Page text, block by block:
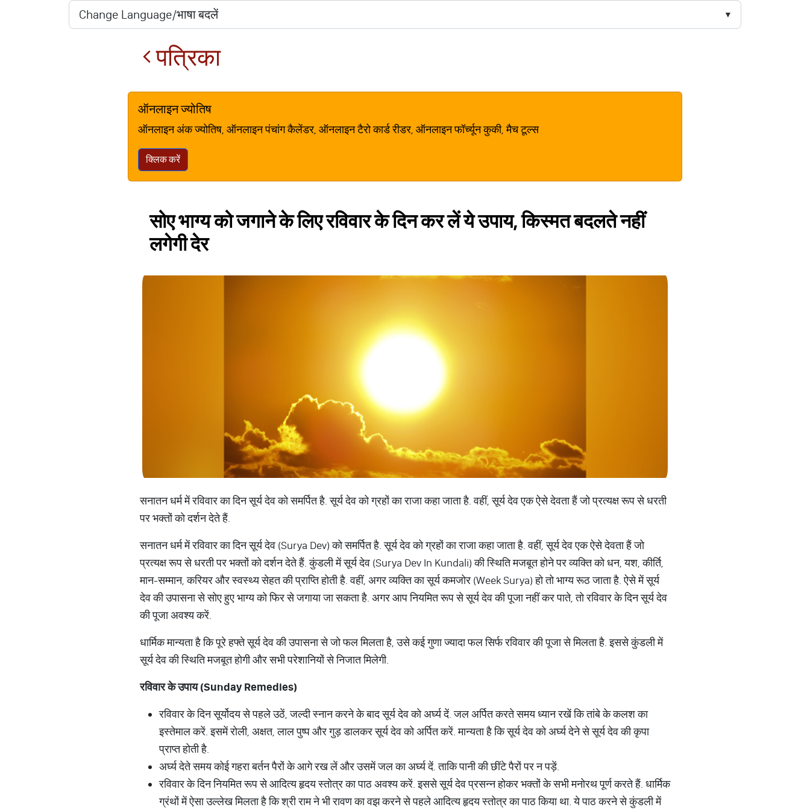
पत्रिका
ऑनलाइन ज्योतिष
ऑनलाइन अंक ज्योतिष, ऑनलाइन पंचांग कैलेंडर, ऑनलाइन टैरो कार्ड रीडर, ऑनलाइन फॉर्च्यून कुकी, मैच टूल्स
क्लिक करें
सोए भाग्य को जगाने के लिए रविवार के दिन कर लें ये उपाय, किस्मत बदलते नहीं
लगेगी देर
सनातन धर्म में रविवार का दिन सूर्य देव को समर्पित है. सूर्य देव को ग्रहों का राजा कहा जाता है. वहीं, सूर्य देव एक ऐसे देवता हैं जो प्रत्यक्ष रूप से धरती
पर भक्तों को दर्शन देते हैं.
सनातन धर्म में रविवार का दिन सूर्य देव (Surya Dev) को समर्पित है. सूर्य देव को ग्रहों का राजा कहा जाता है. वहीं, सूर्य देव एक ऐसे देवता हैं जो
प्रत्यक्ष रूप से धरती पर भक्तों को दर्शन देते हैं. कुंडली में सूर्य देव (Surya Dev In Kundali) की स्थिति मजबूत होने पर व्यक्ति को धन, यश, कीर्ति,
मान-सम्मान, करियर और स्वस्थ्य सेहत की प्राप्ति होती है. वहीं, अगर व्यक्ति का सूर्य कमजोर (Week Surya) हो तो भाग्य रूठ जाता है. ऐसे में सूर्य
देव की उपासना से सोए हुए भाग्य को फिर से जगाया जा सकता है. अगर आप नियमित रूप से सूर्य देव की पूजा नहीं कर पाते, तो रविवार के दिन सूर्य देव
की पूजा अवश्य करें.
धार्मिक मान्यता है कि पूरे हफ्ते सूर्य देव की उपासना से जो फल मिलता है, उसे कई गुणा ज्यादा फल सिर्फ रविवार की पूजा से मिलता है. इससे कुंडली में
सूर्य देव की स्थिति मजबूत होगी और सभी परेशानियों से निजात मिलेगी.
रविवार के उपाय (Sunday Remedies)
रविवार के दिन सूर्योदय से पहले उठें, जल्दी स्नान करने के बाद सूर्य देव को अर्घ्य दें. जल अर्पित करते समय ध्यान रखें कि तांबे के कलश का
इस्तेमाल करें. इसमें रोली, अक्षत, लाल पुष्प और गुड़ डालकर सूर्य देव को अर्पित करें. मान्यता है कि सूर्य देव को अर्घ्य देने से सूर्य देव की कृपा
प्राप्त होती है.
अर्घ्य देते समय कोई गहरा बर्तन पैरों के आगे रख लें और उसमें जल का अर्घ्य दें. ताकि पानी की छींटे पैरों पर न पड़ें.
रविवार के दिन नियमित रूप से आदित्य हृदय स्तोत्र का पाठ अवश्य करें. इससे सूर्य देव प्रसन्न होकर भक्तों के सभी मनोरथ पूर्ण करते हैं. धार्मिक
ग्रंथों में ऐसा उल्लेख मिलता है कि श्री राम ने भी रावण का वझ करने से पहले आदित्य हृदय स्तोत्र का पाठ किया था. ये पाठ करने से कुंडली में